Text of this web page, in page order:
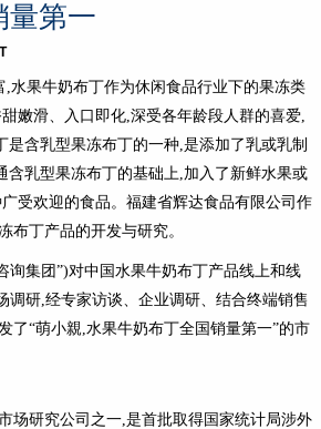
量第一
T
水果牛奶布丁作为休闲食品行业下的果冻类
嫩滑、入口即化,深受各年龄段人群的喜爱,
含乳型果冻布丁的一种,是添加了乳或乳制
乳型果冻布丁的基础上,加入了新鲜水果或
受欢迎的食品。福建省辉达食品有限公司作
布丁产品的开发与研究。
询集团”)对中国水果牛奶布丁产品线上和线
调研,经专家访谈、企业调研、结合终端销售
了“萌小親,水果牛奶布丁全国销量第一”的市
场研究公司之一,是首批取得国家统计局涉外